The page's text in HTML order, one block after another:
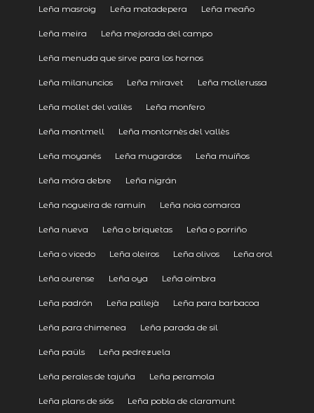
Leña masroig Leña matadepera Leña meaño
Leña meira Leña mejorada del campo
Leña menuda que sirve para los hornos
Leña milanuncios Leña miravet Leña mollerussa
Leña mollet del vallès Leña monfero
Leña montmell Leña montornès del vallès
Leña moyanés Leña mugardos Leña muíños
Leña móra debre Leña nigrán
Leña nogueira de ramuín Leña noia comarca
Leña nueva Leña o briquetas Leña o porriño
Leña o vicedo Leña oleiros Leña olivos Leña orol
Leña ourense Leña oya Leña oímbra
Leña padrón Leña pallejà Leña para barbacoa
Leña para chimenea Leña parada de sil
Leña paüls Leña pedrezuela
Leña perales de tajuña Leña peramola
Leña plans de siós Leña pobla de claramunt